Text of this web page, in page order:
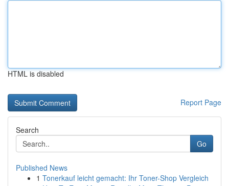
HTML is disabled
Report Page
Search
Go
Published News
1 Tonerkauf leicht gemacht: Ihr Toner-Shop Vergleich